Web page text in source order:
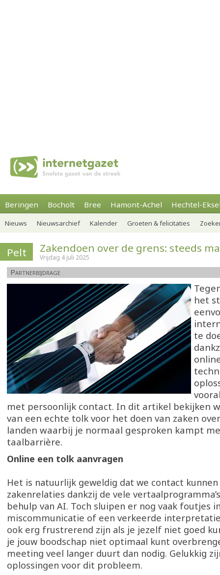
Beringen Bocholt Bree Hamont-Achel Hechtel-
Nieuws Nieuwsarchief Kalender Groeten & felicitaties
Pelt Zakendoen over de grens: steeds
Vrijdag 4 juli 2025
Partnerbijdrage
het
te
met persoonlijk contact. In dit artikel bekijken
van een echte tolk voor het doen van zaken
landen waarbij je normaal gesproken kampt
taalbarrière.
Online een tolk aanvragen
Het is natuurlijk geweldig dat we contact
zakenrelaties dankzij de vele
behulp van AI. Toch sluipen er nog vaak foutjes
miscommunicatie of een verkeerde
ook erg frustrerend zijn als je jezelf niet goed
je jouw boodschap niet optimaal kunt
meeting veel langer duurt dan nodig. Gelukkig
oplossingen voor dit probleem.